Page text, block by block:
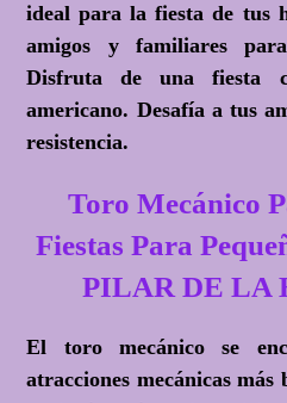
ideal para la fiesta de tus
amigos y familiares
Disfruta de una fiesta
americano. Desafía a tus
resistencia.
Toro Mecánico
Fiestas Para
PILAR DE LA
El toro mecánico se
atracciones mecánicas más